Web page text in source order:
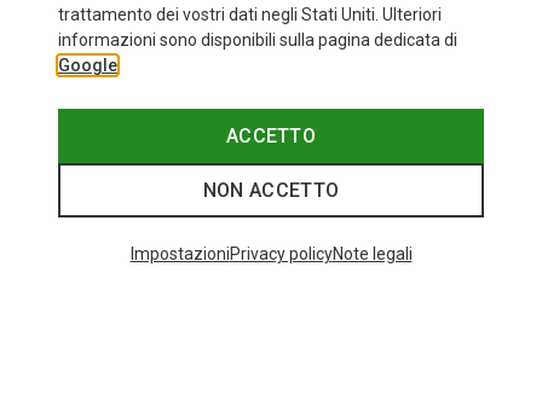
trattamento dei vostri dati negli Stati Uniti. Ulteriori
informazioni sono disponibili sulla pagina dedicata di
Google
ACCETTO
NON ACCETTO
ImpostazioniPrivacy policyNote legali